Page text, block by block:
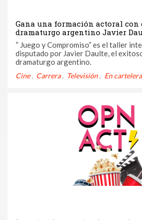
Gana una formación actoral
dramaturgo argentino Javier
“ Juego y Compromiso” es el taller
disputado por Javier Daulte, el
dramaturgo argentino.
Cine Carrera Televisión En cartelera